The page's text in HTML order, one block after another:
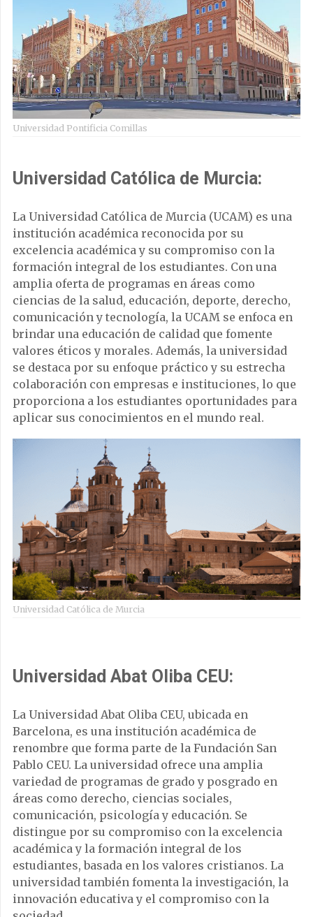
Universidad Pontificia Comillas
Universidad Católica de Murcia:
La Universidad Católica de Murcia (UCAM) es una
institución académica reconocida por su
excelencia académica y su compromiso con la
formación integral de los estudiantes. Con una
amplia oferta de programas en áreas como
ciencias de la salud, educación, deporte, derecho,
comunicación y tecnología, la UCAM se enfoca en
brindar una educación de calidad que fomente
valores éticos y morales. Además, la universidad
se destaca por su enfoque práctico y su estrecha
colaboración con empresas e instituciones, lo que
proporciona a los estudiantes oportunidades para
aplicar sus conocimientos en el mundo real.
Universidad Católica de Murcia
Universidad Abat Oliba CEU:
La Universidad Abat Oliba CEU, ubicada en
Barcelona, es una institución académica de
renombre que forma parte de la Fundación San
Pablo CEU. La universidad ofrece una amplia
variedad de programas de grado y posgrado en
áreas como derecho, ciencias sociales,
comunicación, psicología y educación. Se
distingue por su compromiso con la excelencia
académica y la formación integral de los
estudiantes, basada en los valores cristianos. La
universidad también fomenta la investigación, la
innovación educativa y el compromiso con la